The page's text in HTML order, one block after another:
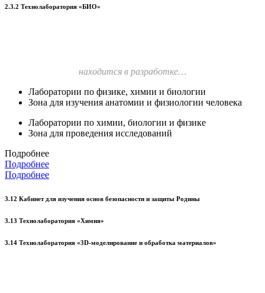
2.3.2 Технолаборатория «БИО»
находится в разработке…
Лаборатории по физике, химии и биологии
Зона для изучения анатомии и физиологии человека
Лаборатории по химии, биологии и физике
Зона для проведения исследований
Подробнее
Подробнее
Подробнее
3.12 Кабинет для изучения основ безопасности и защиты Родины
3.13 Технолаборатория «Химия»
3.14 Технолаборатория «3D-моделирование и обработка материалов»